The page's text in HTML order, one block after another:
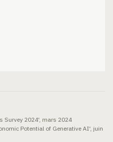
Survey 2024', mars 2024
Potential of Generative AI', juin